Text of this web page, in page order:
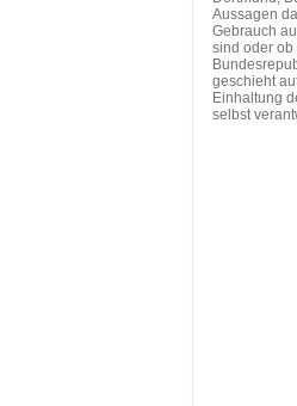
Aussagen
Gebrauch
sind oder ob
geschieht
Einhaltung
selbst